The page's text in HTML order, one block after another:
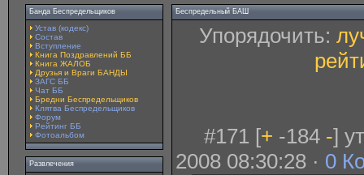
Банда Беспредельщиков
Устав (кодекс)
Состав
Вступление
Книга Поздравлений ББ
Книга ЖАЛОБ
Друзья и Враги БАНДЫ
ЗАГС ББ
Чат ББ
Бредни Беспредельщиков
Клятва Беспредельщиков
Форум
Рейтинг ББ
Фотоальбом
Развлечения
Беспредельный БАШ
Упорядочить:
#171 [+ -184 -]
2008 08:30:28 · 0